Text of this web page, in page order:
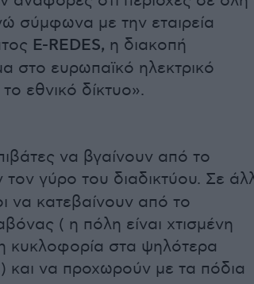
σύμφωνα με την εταιρεία
E-REDES, η διακοπή
στο ευρωπαϊκό ηλεκτρικό
εθνικό δίκτυο».
να βγαίνουν από το
τον γύρο του διαδικτύου. Σε
να κατεβαίνουν από το
( η πόλη είναι χτισμένη
κυκλοφορία στα ψηλότερα
και να προχωρούν με τα πόδια